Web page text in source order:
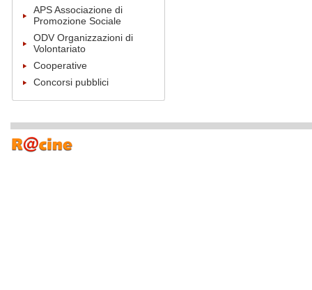
APS Associazione di
Promozione Sociale
ODV Organizzazioni di
Volontariato
Cooperative
Concorsi pubblici